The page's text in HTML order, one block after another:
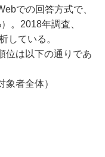
での回答方式で、
。2018年調査、
している。
位は以下の通りであ
者全体）